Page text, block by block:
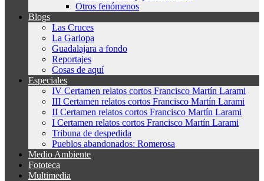
Otros fenómenos
Blogs
Las Cruces
La Garlopa
Guadalajara a fondo
Reportajes
Cosas de aquí
Especiales
IV Certamen relatos cortos Francisco Martín Larami
III Certamen relatos cortos Francisco Martín Larami
II Certamen relatos cortos Francisco Martín Larami
I Certamen relatos cortos Francisco Martín Larami
Tribuna de despedida
Pueblos abandonados: Romerosa
Medio Ambiente
Fototeca
Multimedia